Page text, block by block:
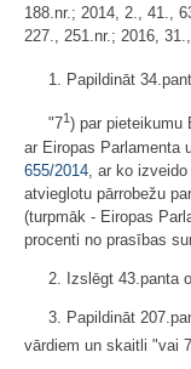
188.nr.; 2014, 2., 41.,
227., 251.nr.; 2016,
1. Papildināt
"71 ) par pieteikumu
ar Eiropas Parlamenta
655/2014 , ar ko
atvieglotu pārrobežu
(turpmāk - Eiropas
procenti no prasības
2. Izslēgt 43.panta
3. Papildināt
vārdiem un skaitli "vai